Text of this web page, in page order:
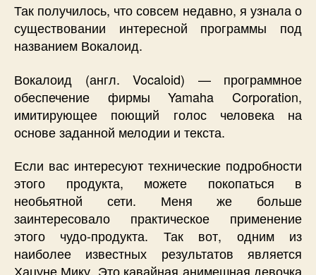
Так получилось, что совсем недавно, я узнала о
существовании интересной программы под
названием Вокалоид.
Вокалоид (англ. Vocaloid) — программное
обеспечение фирмы Yamaha Corporation,
имитирующее поющий голос человека на
основе заданной мелодии и текста.
Если вас интересуют технические подробности
этого продукта, можете покопаться в
необьятной сети. Меня же больше
заинтересовало практическое применение
этого чудо-продукта. Так вот, одним из
наиболее известных результатов является
Хацуне Мику. Это кавайная анимешная девочка